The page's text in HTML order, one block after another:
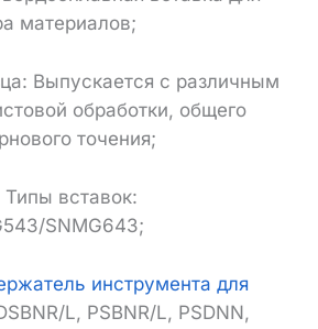
материалов;
Выпускается с различным
обработки, общего
точения;
Типы вставок:
SNMG643;
инструмента для
L, PSBNR/L, PSDNN,